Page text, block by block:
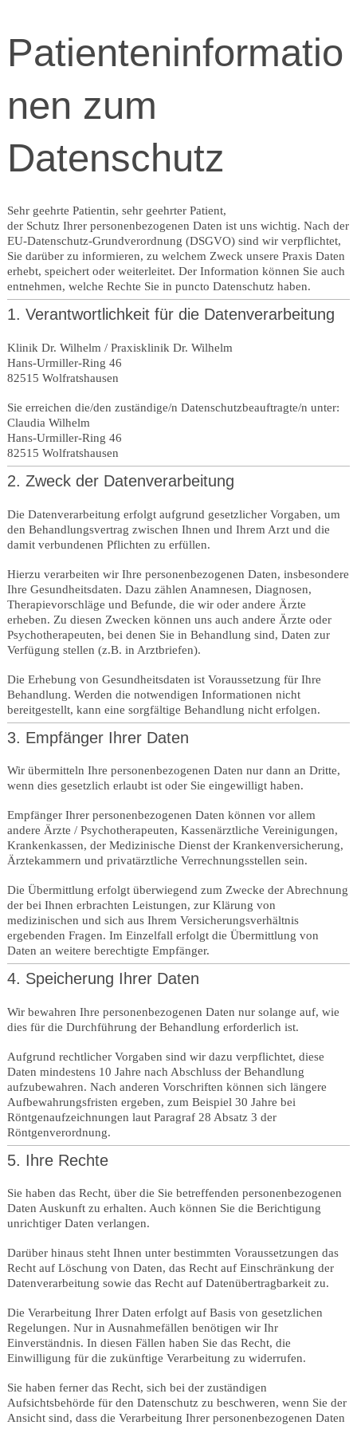
Patienteninformatio
nen zum
Datenschutz
Sehr geehrte Patientin, sehr geehrter Patient,
der Schutz Ihrer personenbezogenen Daten ist uns wichtig. Nach der
EU-Datenschutz-Grundverordnung (DSGVO) sind wir verpflichtet,
Sie darüber zu informieren, zu welchem Zweck unsere Praxis Daten
erhebt, speichert oder weiterleitet. Der Information können Sie auch
entnehmen, welche Rechte Sie in puncto Datenschutz haben.
1. Verantwortlichkeit für die Datenverarbeitung
Klinik Dr. Wilhelm / Praxisklinik Dr. Wilhelm
Hans-Urmiller-Ring 46
82515 Wolfratshausen
Sie erreichen die/den zuständige/n Datenschutzbeauftragte/n unter:
Claudia Wilhelm
Hans-Urmiller-Ring 46
82515 Wolfratshausen
2. Zweck der Datenverarbeitung
Die Datenverarbeitung erfolgt aufgrund gesetzlicher Vorgaben, um
den Behandlungsvertrag zwischen Ihnen und Ihrem Arzt und die
damit verbundenen Pflichten zu erfüllen.
Hierzu verarbeiten wir Ihre personenbezogenen Daten, insbesondere
Ihre Gesundheitsdaten. Dazu zählen Anamnesen, Diagnosen,
Therapievorschläge und Befunde, die wir oder andere Ärzte
erheben. Zu diesen Zwecken können uns auch andere Ärzte oder
Psychotherapeuten, bei denen Sie in Behandlung sind, Daten zur
Verfügung stellen (z.B. in Arztbriefen).
Die Erhebung von Gesundheitsdaten ist Voraussetzung für Ihre
Behandlung. Werden die notwendigen Informationen nicht
bereitgestellt, kann eine sorgfältige Behandlung nicht erfolgen.
3. Empfänger Ihrer Daten
Wir übermitteln Ihre personenbezogenen Daten nur dann an Dritte,
wenn dies gesetzlich erlaubt ist oder Sie eingewilligt haben.
Empfänger Ihrer personenbezogenen Daten können vor allem
andere Ärzte / Psychotherapeuten, Kassenärztliche Vereinigungen,
Krankenkassen, der Medizinische Dienst der Krankenversicherung,
Ärztekammern und privatärztliche Verrechnungsstellen sein.
Die Übermittlung erfolgt überwiegend zum Zwecke der Abrechnung
der bei Ihnen erbrachten Leistungen, zur Klärung von
medizinischen und sich aus Ihrem Versicherungsverhältnis
ergebenden Fragen. Im Einzelfall erfolgt die Übermittlung von
Daten an weitere berechtigte Empfänger.
4. Speicherung Ihrer Daten
Wir bewahren Ihre personenbezogenen Daten nur solange auf, wie
dies für die Durchführung der Behandlung erforderlich ist.
Aufgrund rechtlicher Vorgaben sind wir dazu verpflichtet, diese
Daten mindestens 10 Jahre nach Abschluss der Behandlung
aufzubewahren. Nach anderen Vorschriften können sich längere
Aufbewahrungsfristen ergeben, zum Beispiel 30 Jahre bei
Röntgenaufzeichnungen laut Paragraf 28 Absatz 3 der
Röntgenverordnung.
5. Ihre Rechte
Sie haben das Recht, über die Sie betreffenden personenbezogenen
Daten Auskunft zu erhalten. Auch können Sie die Berichtigung
unrichtiger Daten verlangen.
Darüber hinaus steht Ihnen unter bestimmten Voraussetzungen das
Recht auf Löschung von Daten, das Recht auf Einschränkung der
Datenverarbeitung sowie das Recht auf Datenübertragbarkeit zu.
Die Verarbeitung Ihrer Daten erfolgt auf Basis von gesetzlichen
Regelungen. Nur in Ausnahmefällen benötigen wir Ihr
Einverständnis. In diesen Fällen haben Sie das Recht, die
Einwilligung für die zukünftige Verarbeitung zu widerrufen.
Sie haben ferner das Recht, sich bei der zuständigen
Aufsichtsbehörde für den Datenschutz zu beschweren, wenn Sie der
Ansicht sind, dass die Verarbeitung Ihrer personenbezogenen Daten